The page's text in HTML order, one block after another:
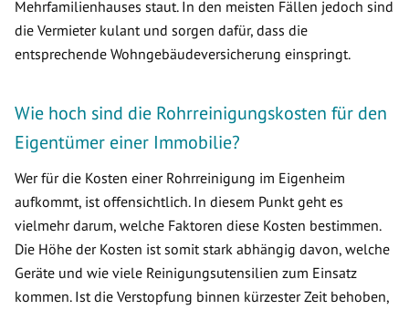
Mehrfamilienhauses staut. In den meisten Fällen jedoch sind
die Vermieter kulant und sorgen dafür, dass die
entsprechende Wohngebäudeversicherung einspringt.
Wie hoch sind die Rohrreinigungskosten für den
Eigentümer einer Immobilie?
Wer für die Kosten einer Rohrreinigung im Eigenheim
aufkommt, ist offensichtlich. In diesem Punkt geht es
vielmehr darum, welche Faktoren diese Kosten bestimmen.
Die Höhe der Kosten ist somit stark abhängig davon, welche
Geräte und wie viele Reinigungsutensilien zum Einsatz
kommen. Ist die Verstopfung binnen kürzester Zeit behoben,